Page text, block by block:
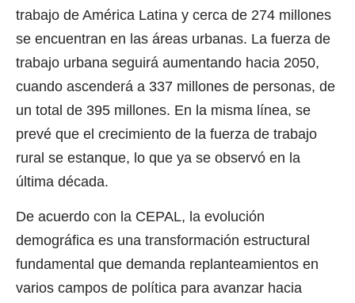
trabajo de América Latina y cerca de 274 millones
se encuentran en las áreas urbanas. La fuerza de
trabajo urbana seguirá aumentando hacia 2050,
cuando ascenderá a 337 millones de personas, de
un total de 395 millones. En la misma línea, se
prevé que el crecimiento de la fuerza de trabajo
rural se estanque, lo que ya se observó en la
última década.
De acuerdo con la CEPAL, la evolución
demográfica es una transformación estructural
fundamental que demanda replanteamientos en
varios campos de política para avanzar hacia